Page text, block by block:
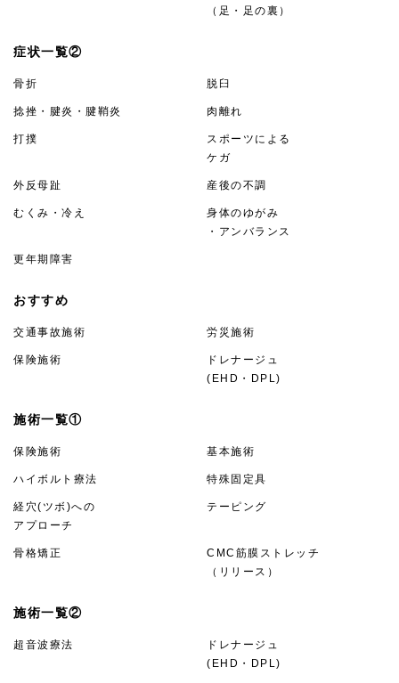
（足・足の裏）
症状一覧②
骨折 脱臼
捻挫・腱炎・腱鞘炎 肉離れ
打撲
スポーツによる
ケガ
外反母趾 産後の不調
むくみ・冷え
身体のゆがみ
・アンバランス
更年期障害
おすすめ
交通事故施術 労災施術
保険施術
ドレナージュ
(EHD・DPL)
施術一覧①
保険施術 基本施術
ハイボルト療法 特殊固定具
経穴(ツボ)への
アプローチ
テーピング
骨格矯正
CMC筋膜ストレッチ
（リリース）
施術一覧②
超音波療法
ドレナージュ
(EHD・DPL)